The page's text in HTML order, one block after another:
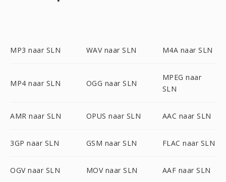
MP3 naar SLN WAV naar SLN M4A naar SLN
MP4 naar SLN OGG naar SLN
MPEG naar
SLN
AMR naar SLN OPUS naar SLN AAC naar SLN
3GP naar SLN GSM naar SLN FLAC naar SLN
OGV naar SLN MOV naar SLN AAF naar SLN